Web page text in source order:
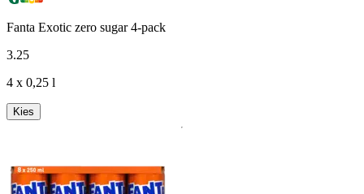
Fanta Exotic zero sugar 4-pack
3.25
4 x 0,25 l
Kies